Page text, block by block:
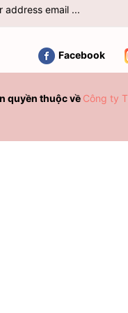
Facebook
quyền thuộc về Công ty